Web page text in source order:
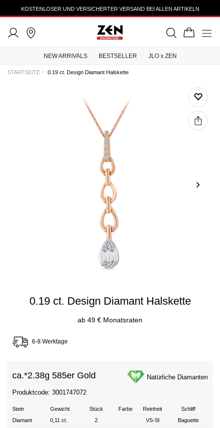
KOSTENLOSER UND VERSICHERTER VERSAND BEI ALLEN ARTIKELN
NEW ARRIVALS BESTSELLER JLO x ZEN
STARTSEITE 0.19 ct. Design Diamant Halskette
0.19 ct. Design Diamant Halskette
ab 49 € Monatsraten
6-8 Werktage
ca.*2.38g 585er Gold Natürliche Diamanten
Produktcode: 3001747072
Stein Gewicht Stück Farbe Reinheit
Schliff
Diamant
0,11 ct. 2 VS-SI Baguette